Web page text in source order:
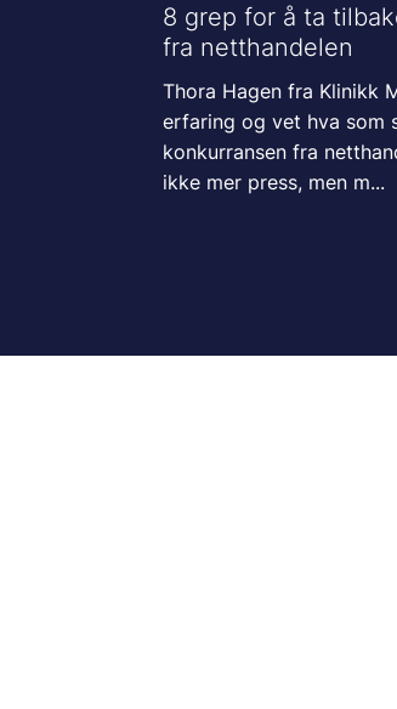
8 grep for å ta
fra netthandelen
Thora Hagen fra Klinikk
erfaring og vet hva som
konkurransen fra
ikke mer press, men m...